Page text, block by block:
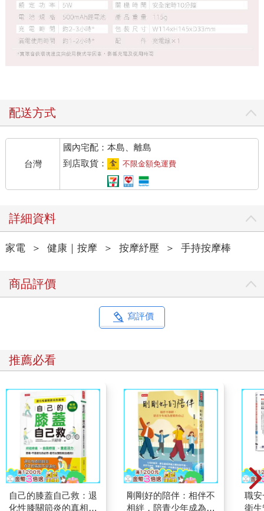
配送方式
台灣
國內宅配：本島、離島
到店取貨：
不限金額免運費
詳細資料
家電 ＞ 健康｜按摩 ＞ 按摩紓壓 ＞ 手持按摩棒
商品評價
寫評價
推薦必看
自己的膝蓋自己救：退
化性膝關節炎的真相
剛剛好的陪伴：相伴不
相絆，陪青少年成為想
職
衛